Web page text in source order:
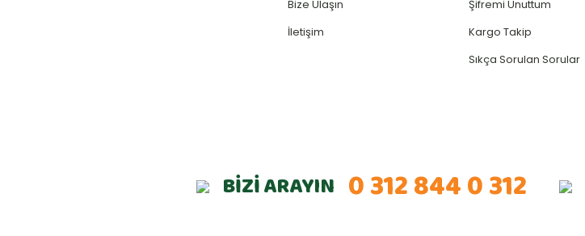
Bize Ulaşın
İletişim
Şifremi Unuttum
Kargo Takip
Sıkça Sorulan Sorular
BİZİ ARAYIN 0 312 844 0 312